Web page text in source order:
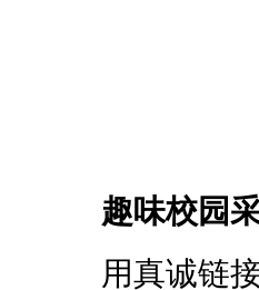
趣味校园采
用真诚链接